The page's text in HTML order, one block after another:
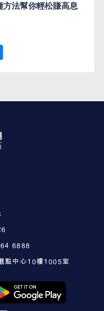
方法幫你輕松賺高息
6888
點中心10樓1005室